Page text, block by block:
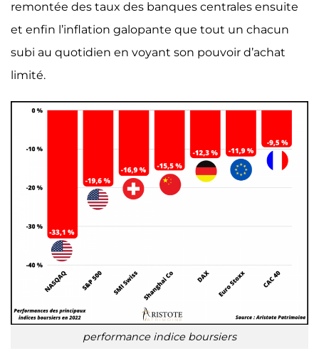
remontée des taux des banques centrales ensuite
et enfin l’inflation galopante que tout un chacun
subi au quotidien en voyant son pouvoir d’achat
limité.
performance indice boursiers